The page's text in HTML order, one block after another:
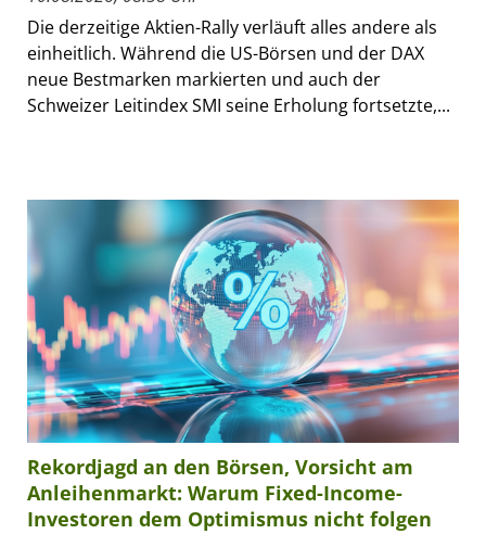
Die derzeitige Aktien-Rally verläuft alles andere als
einheitlich. Während die US-Börsen und der DAX
neue Bestmarken markierten und auch der
Schweizer Leitindex SMI seine Erholung fortsetzte,...
Rekordjagd an den Börsen, Vorsicht am
Anleihenmarkt: Warum Fixed-Income-
Investoren dem Optimismus nicht folgen